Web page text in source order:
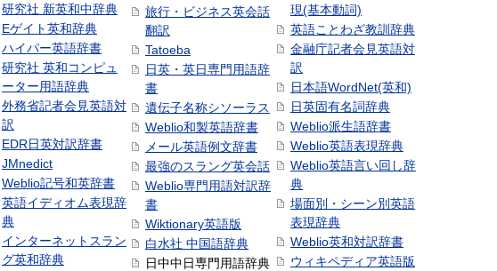
研究社 新英和中辞典
Eゲイト英和辞典
ハイパー英語辞書
研究社 英和コンピュ
ーター用語辞典
外務省記者会見英語対
訳
EDR日英対訳辞書
JMnedict
Weblio記号和英辞書
英語イディオム表現辞
典
インターネットスラン
グ英和辞典
旅行・ビジネス英会話
翻訳
Tatoeba
日英・英日専門用語辞
書
遺伝子名称シソーラス
Weblio和製英語辞書
メール英語例文辞書
最強のスラング英会話
Weblio専門用語対訳辞
書
Wiktionary英語版
白水社 中国語辞典
日中中日専門用語辞典
現(基本動詞)
英語ことわざ教訓辞典
金融庁記者会見英語対
訳
日本語WordNet(英和)
日英固有名詞辞典
Weblio派生語辞書
Weblio英語表現辞典
Weblio英語言い回し辞
典
場面別・シーン別英語
表現辞典
Weblio英和対訳辞書
ウィキペディア英語版